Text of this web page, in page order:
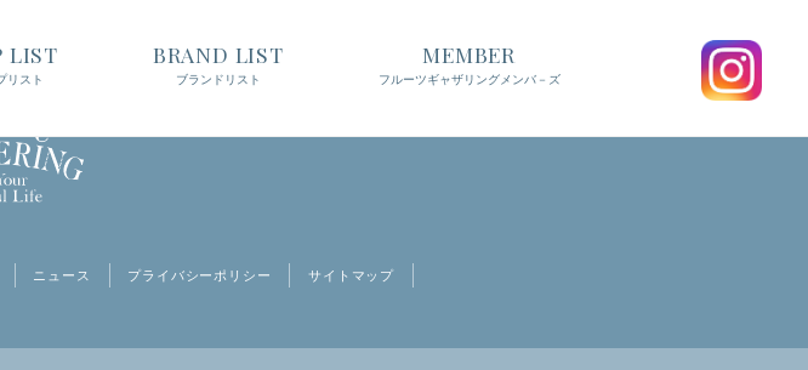
LIST
リスト
BRAND LIST
ブランドリスト
MEMBER
フルーツギャザリングメンバ－ズ
ニュース プライバシーポリシー サイトマップ